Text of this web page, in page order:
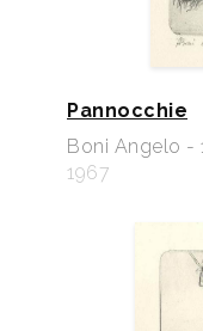
Pannocchie
Boni Angelo -
1967